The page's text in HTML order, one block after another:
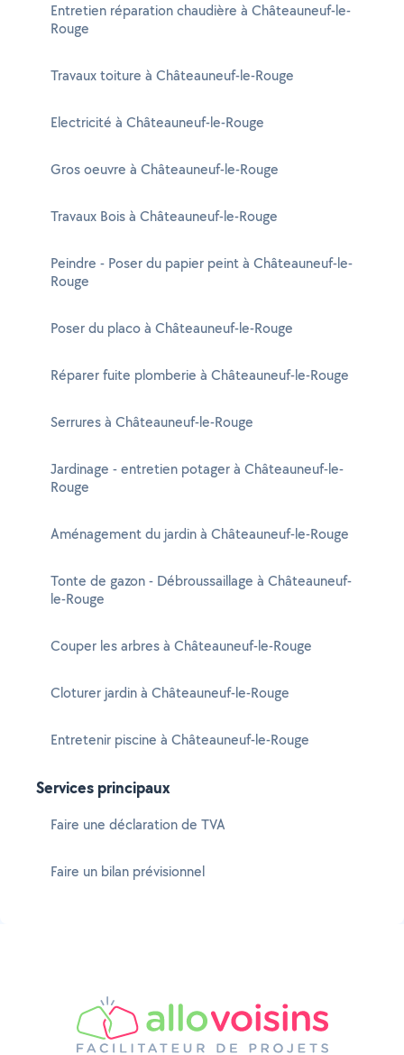
Entretien réparation chaudière à Châteauneuf-le-
Rouge
Travaux toiture à Châteauneuf-le-Rouge
Electricité à Châteauneuf-le-Rouge
Gros oeuvre à Châteauneuf-le-Rouge
Travaux Bois à Châteauneuf-le-Rouge
Peindre - Poser du papier peint à Châteauneuf-le-
Rouge
Poser du placo à Châteauneuf-le-Rouge
Réparer fuite plomberie à Châteauneuf-le-Rouge
Serrures à Châteauneuf-le-Rouge
Jardinage - entretien potager à Châteauneuf-le-
Rouge
Aménagement du jardin à Châteauneuf-le-Rouge
Tonte de gazon - Débroussaillage à Châteauneuf-
le-Rouge
Couper les arbres à Châteauneuf-le-Rouge
Cloturer jardin à Châteauneuf-le-Rouge
Entretenir piscine à Châteauneuf-le-Rouge
Services principaux
Faire une déclaration de TVA
Faire un bilan prévisionnel